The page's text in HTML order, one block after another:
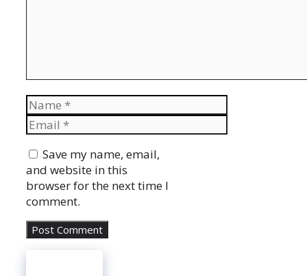
Name
Email
Save my name, email,
and website in this
browser for the next time I
comment.